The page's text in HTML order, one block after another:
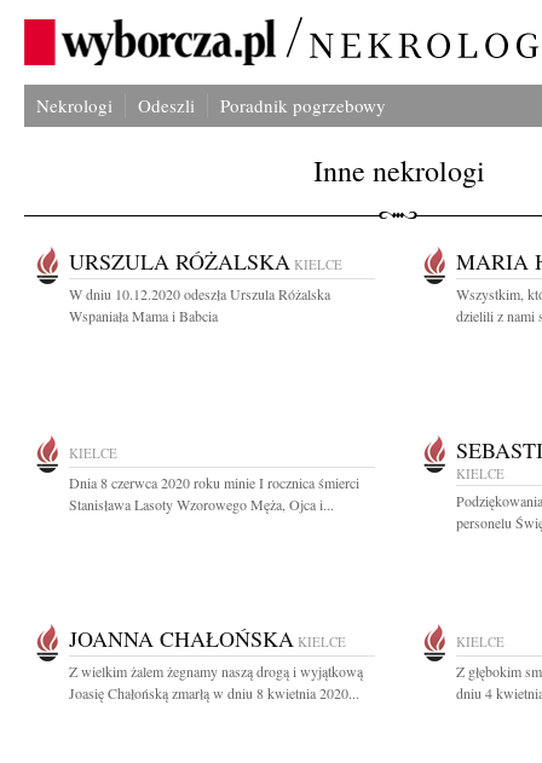
Nekrologi Odeszli Poradnik pogrzebowy
Inne nekrologi
URSZULA RÓŻALSKA KIELCE
W dniu 10.12.2020 odeszła Urszula Różalska
Wspaniała Mama i Babcia
MARIA
Wszystkim,
dzielili z nami
KIELCE
Dnia 8 czerwca 2020 roku minie I rocznica śmierci
Stanisława Lasoty Wzorowego Męża, Ojca i...
KIELCE
personelu
JOANNA CHAŁOŃSKA KIELCE
Z wielkim żalem żegnamy naszą drogą i wyjątkową
Joasię Chałońską zmarłą w dniu 8 kwietnia 2020...
KIELCE
Z głębokim
dniu 4